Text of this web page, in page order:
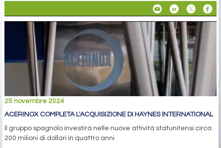
25 novembre 2024
ACERINOX COMPLETA L'ACQUISIZIONE DI HAYNES INTERNATIONAL
Il gruppo spagnolo investirà nelle nuove attività statunitensi circa
200 milioni di dollari in quattro anni